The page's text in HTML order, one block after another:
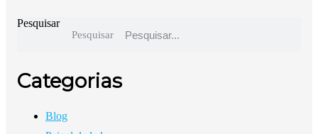
Pesquisar
Pesquisar
Categorias
Blog